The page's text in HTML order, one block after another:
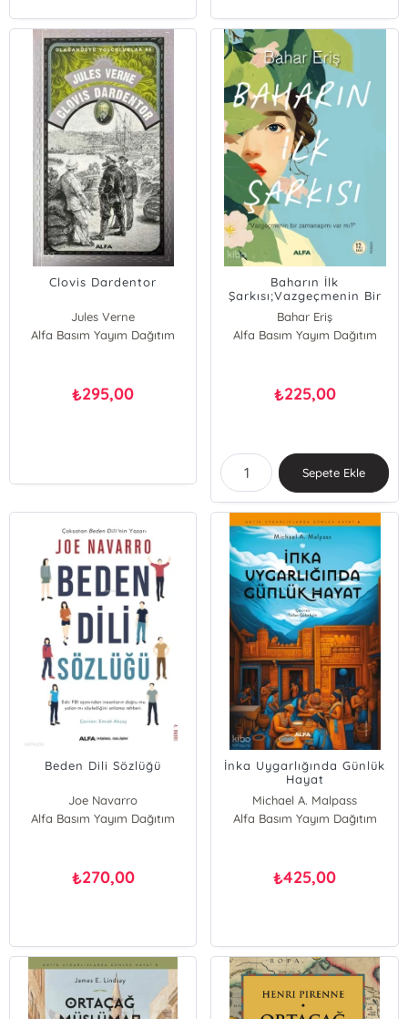
Clovis Dardentor
Jules Verne
Alfa Basım Yayım Dağıtım
₺295,00
Baharın İlk
Şarkısı;Vazgeçmenin Bir
Zamanaşımı Var Mı ?
Bahar Eriş
Alfa Basım Yayım Dağıtım
₺225,00
Sepete Ekle
Beden Dili Sözlüğü
Joe Navarro
Alfa Basım Yayım Dağıtım
₺270,00
İnka Uygarlığında Günlük
Hayat
Michael A. Malpass
Alfa Basım Yayım Dağıtım
₺425,00